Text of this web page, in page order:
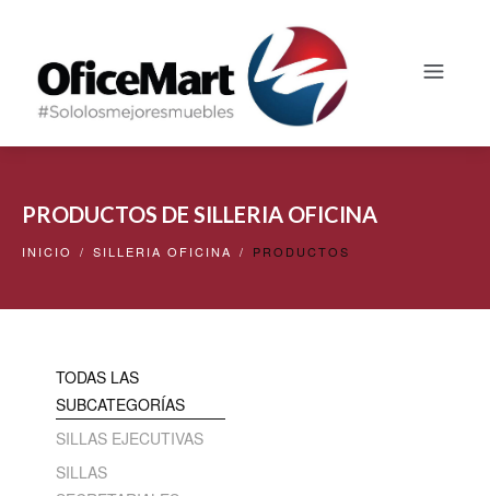
PRODUCTOS DE SILLERIA OFICINA
INICIO / SILLERIA OFICINA / PRODUCTOS
TODAS LAS
SUBCATEGORÍAS
SILLAS EJECUTIVAS
SILLAS